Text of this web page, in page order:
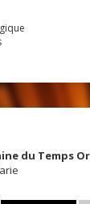
du Temps